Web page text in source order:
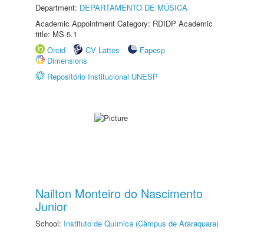
Department: DEPARTAMENTO DE MÚSICA
Academic Appointment Category: RDIDP Academic
title: MS-5.1
Orcid
CV Lattes
Fapesp
Dimensions
Repositório Institucional UNESP
Nailton Monteiro do Nascimento
Junior
School: Instituto de Química (Câmpus de Araraquara)